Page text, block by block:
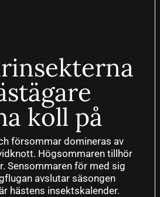
koll på
försommar domineras av
Högsommaren tillhör
Sensommaren för med sig
avslutar säsongen
hästens insektskalender.